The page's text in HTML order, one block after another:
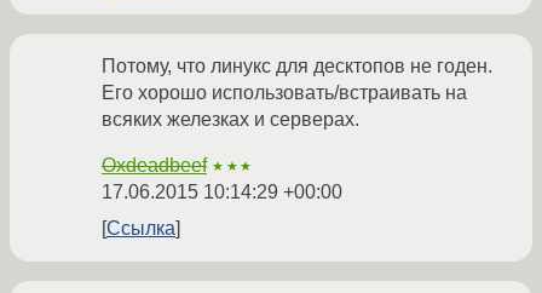
Потому, что линукс для десктопов не годен.
Его хорошо использовать/встраивать на
всяких железках и серверах.
Oxdeadbeef ★★★
17.06.2015 10:14:29 +00:00
Ссылка